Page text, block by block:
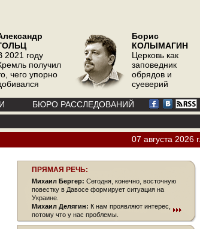
2021 году
получил
чего упорно
Борис
КОЛЫМАГИН
Церковь как
заповедник
обрядов и
суеверий
БЮРО РАССЛЕДОВАНИЙ
07 августа 2026 г.
ПРЯМАЯ РЕЧЬ:
Михаил Бергер: Сегодня, конечно, восточную
повестку в Давосе формирует ситуация на
Украине.
Михаил Делягин: К нам проявляют интерес,
потому что у нас проблемы.